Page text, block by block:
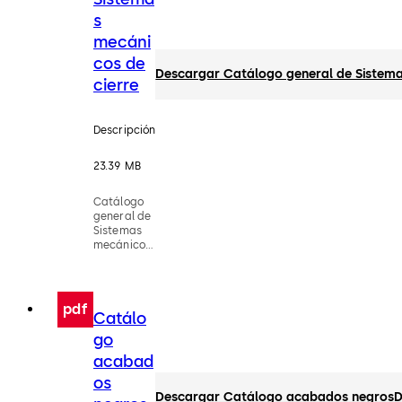
s
mecáni
cos de
cierre
Descripción
23.39 MB
Catálogo
general de
Sistemas
mecánicos
Descargar Catálogo general de
pdf Catálo
go
acabad
os
Descargar Catálogo acabados negros